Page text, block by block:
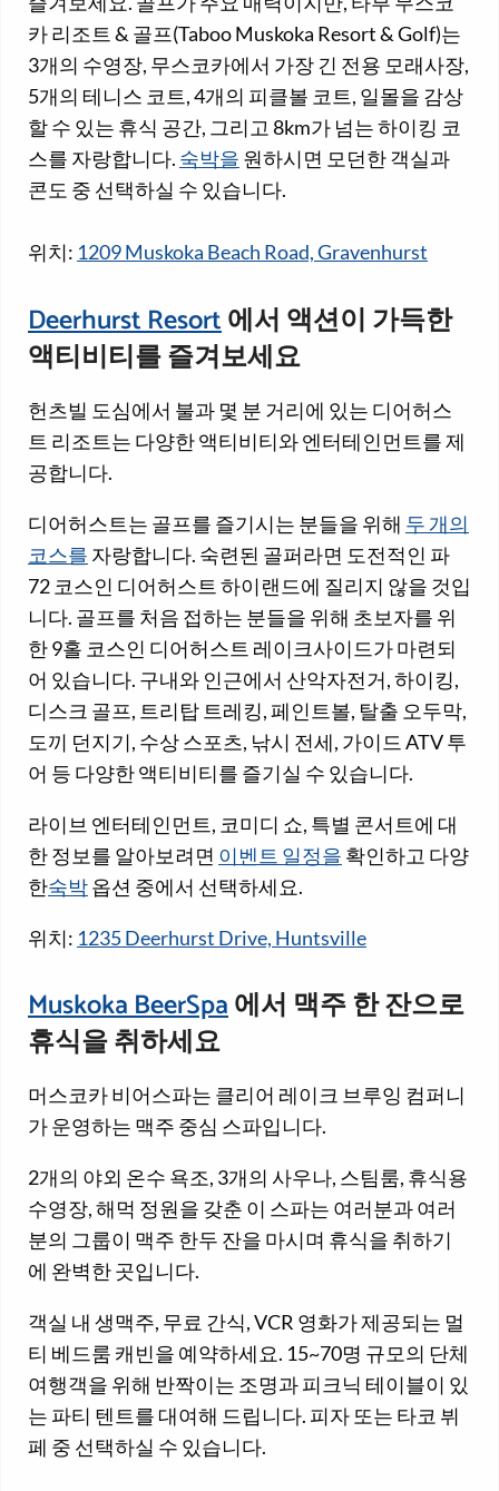
카 리조트 & 골프(Taboo Muskoka Resort & Golf)는
3개의 수영장, 무스코카에서 가장 긴 전용 모래사장,
5개의 테니스 코트, 4개의 피클볼 코트, 일몰을 감상
할 수 있는 휴식 공간, 그리고 8km가 넘는 하이킹 코
스를 자랑합니다. 숙박을 원하시면 모던한 객실과
콘도 중 선택하실 수 있습니다.
위치: 1209 Muskoka Beach Road, Gravenhurst
Deerhurst Resort에서 액션이 가득한
액티비티를 즐겨보세요
헌츠빌 도심에서 불과 몇 분 거리에 있는 디어허스
트 리조트는 다양한 액티비티와 엔터테인먼트를 제
공합니다.
디어허스트는 골프를 즐기시는 분들을 위해 두 개의
코스를 자랑합니다. 숙련된 골퍼라면 도전적인 파
72 코스인 디어허스트 하이랜드에 질리지 않을 것입
니다. 골프를 처음 접하는 분들을 위해 초보자를 위
한 9홀 코스인 디어허스트 레이크사이드가 마련되
어 있습니다. 구내와 인근에서 산악자전거, 하이킹,
디스크 골프, 트리탑 트레킹, 페인트볼, 탈출 오두막,
도끼 던지기, 수상 스포츠, 낚시 전세, 가이드 ATV 투
어 등 다양한 액티비티를 즐기실 수 있습니다.
라이브 엔터테인먼트, 코미디 쇼, 특별 콘서트에 대
한 정보를 알아보려면 이벤트 일정을 확인하고 다양
한숙박옵션 중에서 선택하세요.
위치: 1235 Deerhurst Drive, Huntsville
Muskoka BeerSpa에서 맥주 한 잔으로
휴식을 취하세요
머스코카 비어스파는 클리어 레이크 브루잉 컴퍼니
가 운영하는 맥주 중심 스파입니다.
2개의 야외 온수 욕조, 3개의 사우나, 스팀룸, 휴식용
수영장, 해먹 정원을 갖춘 이 스파는 여러분과 여러
분의 그룹이 맥주 한두 잔을 마시며 휴식을 취하기
에 완벽한 곳입니다.
객실 내 생맥주, 무료 간식, VCR 영화가 제공되는 멀
티 베드룸 캐빈을 예약하세요. 15~70명 규모의 단체
여행객을 위해 반짝이는 조명과 피크닉 테이블이 있
는 파티 텐트를 대여해 드립니다. 피자 또는 타코 뷔
페 중 선택하실 수 있습니다.